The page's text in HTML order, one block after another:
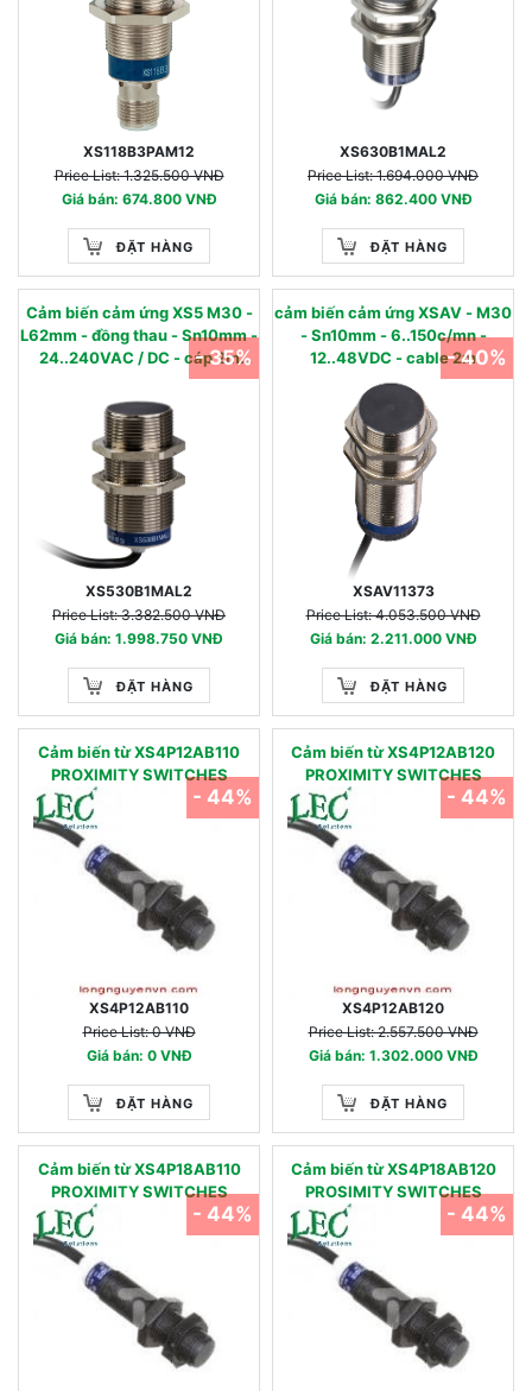
XS118B3PAM12
Price List: 1.325.500 VNĐ
Giá bán: 674.800 VNĐ
ĐẶT HÀNG
XS630B1MAL2
Price List: 1.694.000 VNĐ
Giá bán: 862.400 VNĐ
ĐẶT HÀNG
Cảm biến cảm ứng XS5 M30 -
L62mm - đồng thau - Sn10mm -
24..240VAC / DC - cáp 2m
XS530B1MAL2
XS530B1MAL2
Price List: 3.382.500 VNĐ
Giá bán: 1.998.750 VNĐ
ĐẶT HÀNG
- 35%
cảm biến cảm ứng XSAV - M30
- Sn10mm - 6..150c/mn -
12..48VDC - cable 2m
XSAV11373
Price List: 4.053.500 VNĐ
Giá bán: 2.211.000 VNĐ
ĐẶT HÀNG
- 40%
Cảm biến từ XS4P12AB110
PROXIMITY SWITCHES
XS4P12AB110
Price List: 0 VNĐ
Giá bán: 0 VNĐ
ĐẶT HÀNG
- 44%
Cảm biến từ XS4P12AB120
PROXIMITY SWITCHES
XS4P12AB120
Price List: 2.557.500 VNĐ
Giá bán: 1.302.000 VNĐ
ĐẶT HÀNG
- 44%
Cảm biến từ XS4P18AB110
PROXIMITY SWITCHES
- 44%
Cảm biến từ XS4P18AB120
PROSIMITY SWITCHES
- 44%